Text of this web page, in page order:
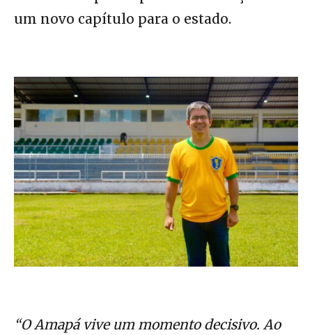
um novo capítulo para o estado.
“O Amapá vive um momento decisivo. Ao